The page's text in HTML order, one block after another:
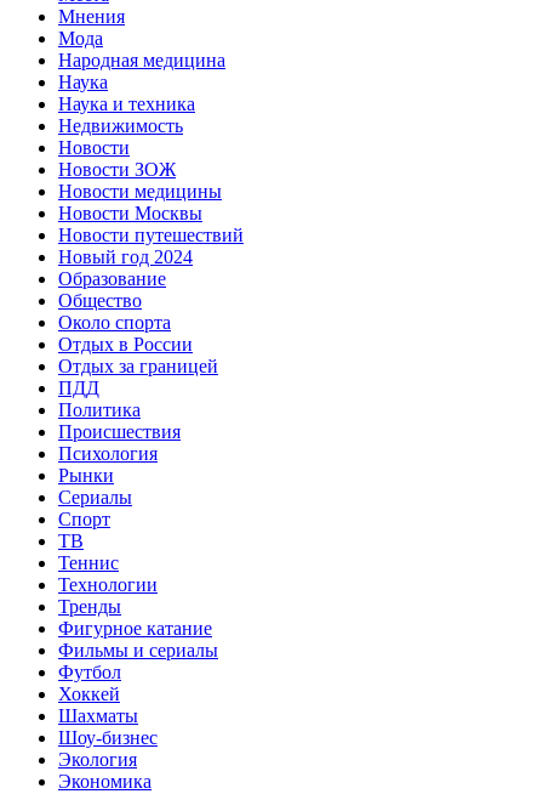
Мнения
Мода
Народная медицина
Наука
Наука и техника
Недвижимость
Новости
Новости ЗОЖ
Новости медицины
Новости Москвы
Новости путешествий
Новый год 2024
Образование
Общество
Около спорта
Отдых в России
Отдых за границей
ПДД
Политика
Происшествия
Психология
Рынки
Сериалы
Спорт
ТВ
Теннис
Технологии
Тренды
Фигурное катание
Фильмы и сериалы
Футбол
Хоккей
Шахматы
Шоу-бизнес
Экология
Экономика